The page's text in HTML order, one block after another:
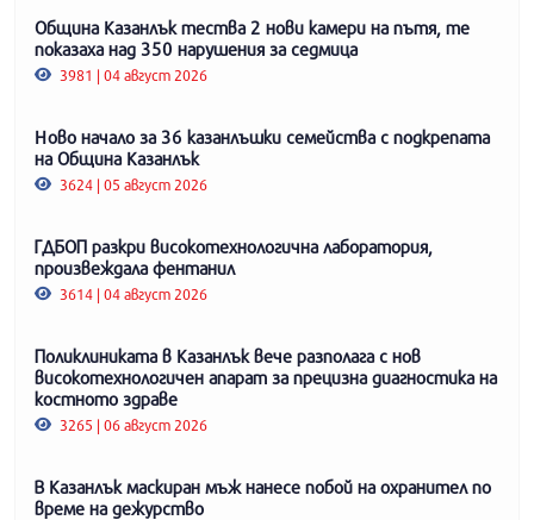
Община Казанлък тества 2 нови камери на пътя, те
показаха над 350 нарушения за седмица
3981 | 04 август 2026
Ново начало за 36 казанлъшки семейства с подкрепата
на Община Казанлък
3624 | 05 август 2026
ГДБОП разкри високотехнологична лаборатория,
произвеждала фентанил
3614 | 04 август 2026
Поликлиниката в Казанлък вече разполага с нов
високотехнологичен апарат за прецизна диагностика на
костното здраве
3265 | 06 август 2026
В Казанлък маскиран мъж нанесе побой на охранител по
време на дежурство